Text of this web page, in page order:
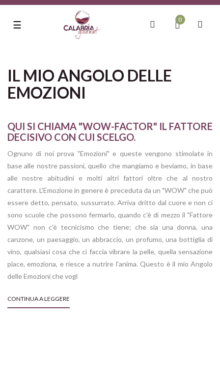
navigazione
☰ 0
IL MIO ANGOLO DELLE
EMOZIONI
QUI SI CHIAMA "WOW-FACTOR" IL FATTORE
DECISIVO CON CUI SCELGO.
Ognuno di noi prova "Emozioni" e queste vengono stimolate in
base alle nostre passioni, quello che mangiamo e beviamo, in base
alle nostre abitudini e molti altri fattori oltre che al nostro
carattere. L'Emozione in genere è preceduta da un "WOW" che può
essere detto, pensato, sussurrato. Arriva dritto dal cuore e non ci
sono scuole che possono fermarlo, quando c'è di mezzo il "Fattore
WOW" non c'è tecnicismo che tiene; che sia una donna, una
canzone, un paesaggio, un abbraccio, un profumo, una bottiglia di
vino, qualsiasi cosa che ci faccia vibrare la pelle, quella sensazione
piace, emoziona, e riesce a nutrire l'anima. Questo è il mio Angolo
delle Emozioni che vogl
CONTINUA A LEGGERE